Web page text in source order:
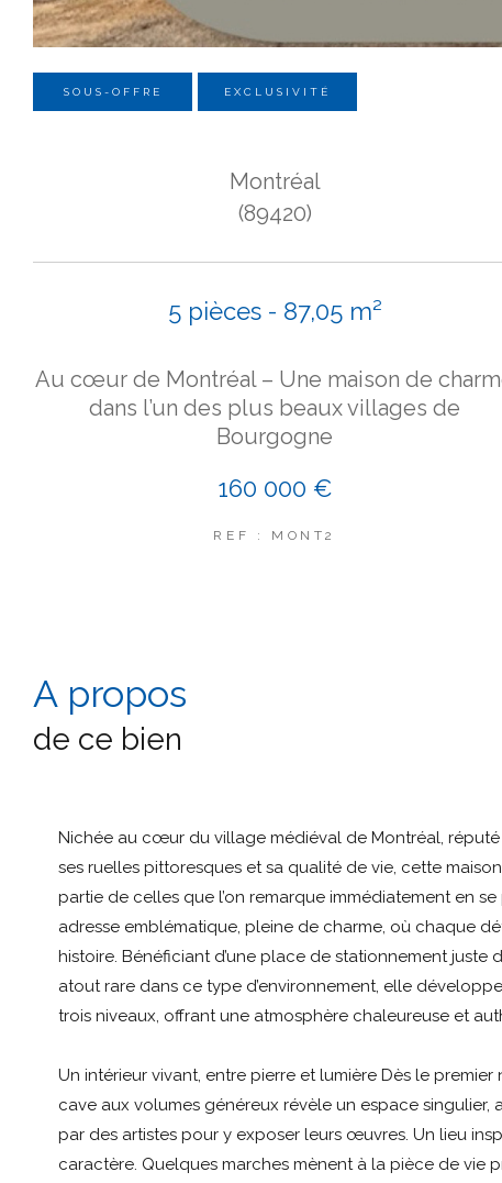
SOUS-OFFRE EXCLUSIVITÉ
Montréal
(89420)
5 pièces - 87,05 m²
Au cœur de Montréal – Une maison de
dans l’un des plus beaux villages de
Bourgogne
160 000 €
REF : MONT2
a propos
de ce bien
Nichée au cœur du village médiéval de Montréal,
ses ruelles pittoresques et sa qualité de vie, cette
partie de celles que l’on remarque immédiatement en
adresse emblématique, pleine de charme, où chaque
histoire. Bénéficiant d’une place de stationnement juste
atout rare dans ce type d’environnement, elle
trois niveaux, offrant une atmosphère chaleureuse et
Un intérieur vivant, entre pierre et lumière Dès le premier
cave aux volumes généreux révèle un espace singulier,
par des artistes pour y exposer leurs œuvres. Un lieu
caractère. Quelques marches mènent à la pièce de vie